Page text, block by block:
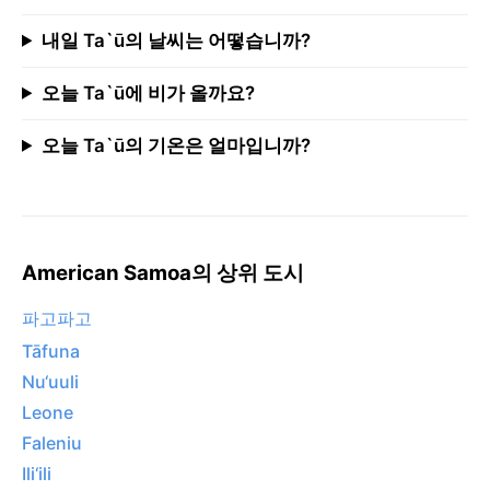
내일 Ta`ū의 날씨는 어떻습니까?
오늘 Ta`ū에 비가 올까요?
오늘 Ta`ū의 기온은 얼마입니까?
American Samoa의 상위 도시
파고파고
Tāfuna
Nu‘uuli
Leone
Faleniu
Ili‘ili